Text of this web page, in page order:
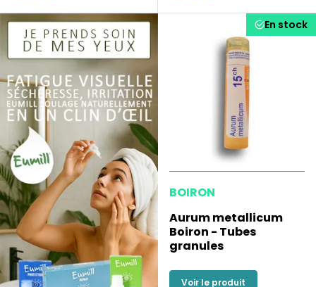
En stock
BOIRON
Aurum metallicum
Boiron - Tubes
granules
Voir le produit